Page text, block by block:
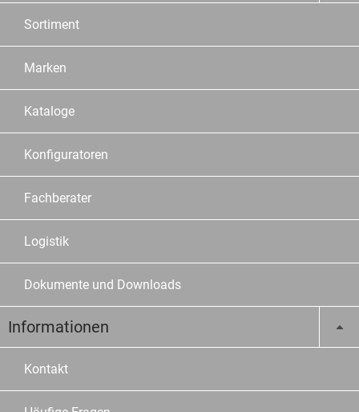
Sortiment
Marken
Kataloge
Konfiguratoren
Fachberater
Logistik
Dokumente und Downloads
Informationen
Kontakt